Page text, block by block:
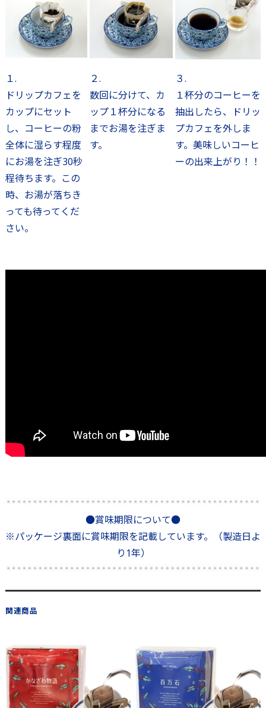
１.
ドリップカフェを
カップにセット
し、コーヒーの粉
全体に湿らす程度
にお湯を注ぎ30秒
程待ちます。この
時、お湯が落ちき
っても待ってくだ
さい。
２.
数回に分けて、カ
ップ１杯分になる
までお湯を注ぎま
す。
３.
１杯分のコーヒーを
抽出したら、ドリッ
プカフェを外しま
す。美味しいコーヒ
ーの出来上がり！！
●賞味期限について●
※パッケージ裏面に賞味期限を記載しています。（製造日よ
り1年）
関連商品